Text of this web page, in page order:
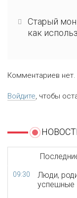
Старый
как
Комментариев нет.
Войдите, чтобы
09:30
Люди,
успешные